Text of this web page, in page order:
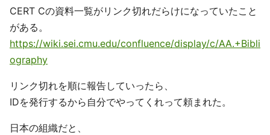
CERT Cの資料一覧がリンク切れだらけになっていたこと
がある。
https://wiki.sei.cmu.edu/confluence/display/c/AA.+Bibli
ography
リンク切れを順に報告していったら、
IDを発行するから自分でやってくれって頼まれた。
日本の組織だと、